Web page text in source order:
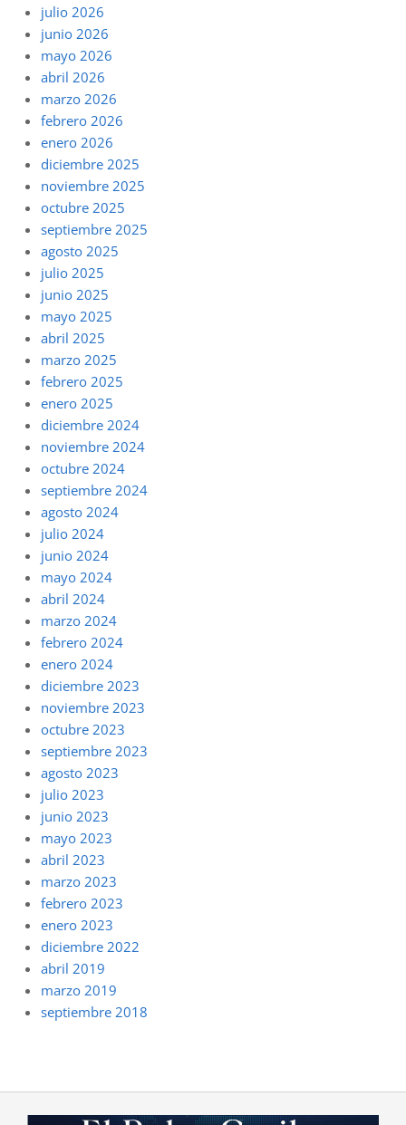
julio 2026
junio 2026
mayo 2026
abril 2026
marzo 2026
febrero 2026
enero 2026
diciembre 2025
noviembre 2025
octubre 2025
septiembre 2025
agosto 2025
julio 2025
junio 2025
mayo 2025
abril 2025
marzo 2025
febrero 2025
enero 2025
diciembre 2024
noviembre 2024
octubre 2024
septiembre 2024
agosto 2024
julio 2024
junio 2024
mayo 2024
abril 2024
marzo 2024
febrero 2024
enero 2024
diciembre 2023
noviembre 2023
octubre 2023
septiembre 2023
agosto 2023
julio 2023
junio 2023
mayo 2023
abril 2023
marzo 2023
febrero 2023
enero 2023
diciembre 2022
abril 2019
marzo 2019
septiembre 2018